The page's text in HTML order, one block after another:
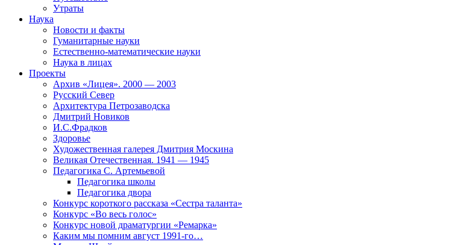
Утраты
Наука
Новости и факты
Гуманитарные науки
Естественно-математические науки
Наука в лицах
Проекты
Архив «Лицея». 2000 — 2003
Русский Север
Архитектура Петрозаводска
Дмитрий Новиков
И.С.Фрадков
Здоровье
Художественная галерея Дмитрия Москина
Великая Отечественная. 1941 — 1945
Педагогика С. Артемьевой
Педагогика школы
Педагогика двора
Конкурс короткого рассказа «Сестра таланта»
Конкурс «Во весь голос»
Конкурс новой драматургии «Ремарка»
Каким мы помним август 1991-го…